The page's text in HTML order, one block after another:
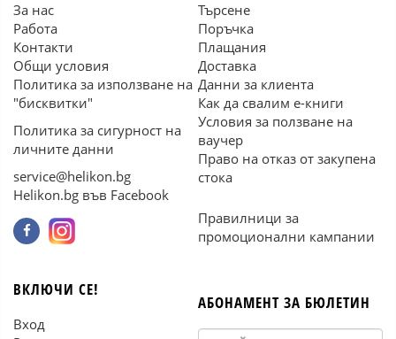
За нас
Работа
Контакти
Общи условия
Политика за използване на
"бисквитки"
Политика за сигурност на
личните данни
service@helikon.bg
Helikon.bg във Facebook
Търсене
Поръчка
Плащания
Доставка
Данни за клиента
Как да свалим е-книги
Условия за ползване на
ваучер
Право на отказ от закупена
стока
Правилници за
промоционални кампании
ВКЛЮЧИ СЕ!
Вход
АБОНАМЕНТ ЗА БЮЛЕТИН